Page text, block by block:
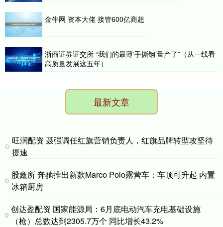
金牛网 资本大佬 接管600亿商超
浙商证券证交所 “我们的最薄‘手撕钢’量产了”（从一线看
高质量发展这五年）
最新文章
旺润配资 聂强调任红旗营销负责人，红旗品牌转型攻坚待
提速
股鑫所 奔驰推出新款Marco Polo露营车：车顶可升起 内置
冰箱厨房
创达盈配资 国家能源局：6月底电动汽车充电基础设施
（枪）总数达到2305.7万个 同比增长43.2%